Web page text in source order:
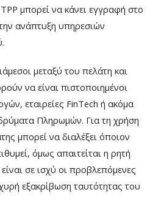
μπορεί να κάνει εγγραφή στο
ανάπτυξη υπηρεσιών
μεταξύ του πελάτη και
να είναι πιστοποιημένοι
εταιρείες FinTech ή ακόμα
Πληρωμών. Για τη χρήση
μπορεί να διαλέξει όποιον
όμως απαιτείται η ρητή
σε ισχύ οι προβλεπόμενες
εξακρίβωση ταυτότητας του